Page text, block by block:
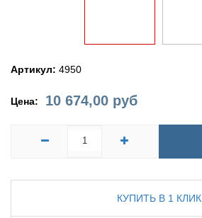
Артикул: 4950
Цена: 10 674,00 руб
КУПИТЬ В 1 КЛИК